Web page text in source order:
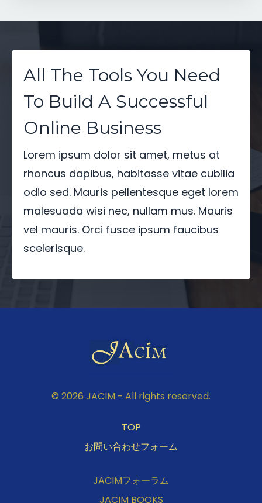
All The Tools You Need
To Build A Successful
Online Business
Lorem ipsum dolor sit amet, metus at
rhoncus dapibus, habitasse vitae cubilia
odio sed. Mauris pellentesque eget lorem
malesuada wisi nec, nullam mus. Mauris
vel mauris. Orci fusce ipsum faucibus
scelerisque.
© 2026 JACIM - All rights reserved.
TOP
お問い合わせフォーム
JACIMフォーラム
JACIM BOOKS